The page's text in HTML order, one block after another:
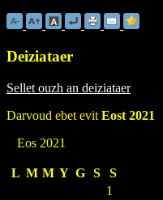
Deiziataer
Sellet ouzh an deiziataer
Darvoud ebet evit Eost 2021
Eos 2021
L M M Y G S
S
1